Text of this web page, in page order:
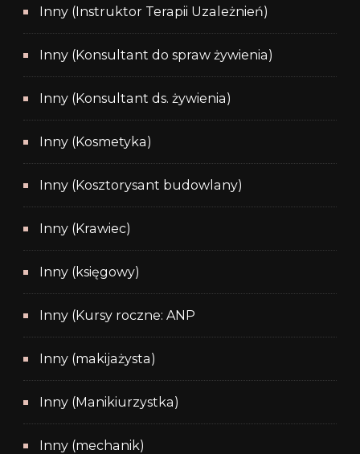
Inny (Instruktor Terapii Uzależnień)
Inny (Konsultant do spraw żywienia)
Inny (Konsultant ds. żywienia)
Inny (Kosmetyka)
Inny (Kosztorysant budowlany)
Inny (Krawiec)
Inny (księgowy)
Inny (Kursy roczne: ANP
Inny (makijażysta)
Inny (Manikiurzystka)
Inny (mechanik)